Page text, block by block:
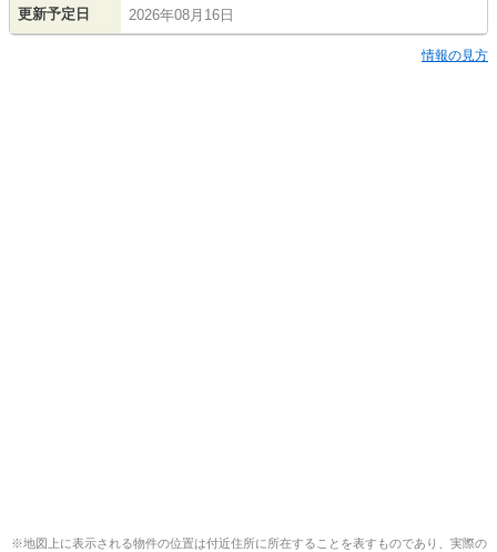
更新予定日 2026年08月16日
情報の見方
※地図上に表示される物件の位置は付近住所に所在することを表すものであり、実際の